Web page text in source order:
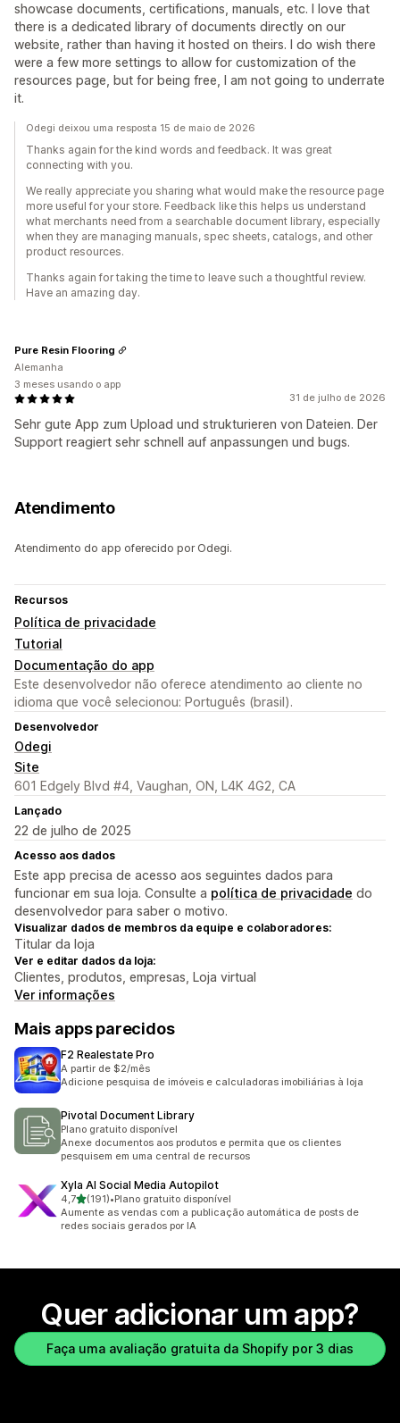
showcase documents, certifications, manuals, etc. I love that
there is a dedicated library of documents directly on our
website, rather than having it hosted on theirs. I do wish there
were a few more settings to allow for customization of the
resources page, but for being free, I am not going to underrate
it.
Odegi deixou uma resposta 15 de maio de 2026
Thanks again for the kind words and feedback. It was great
connecting with you.
We really appreciate you sharing what would make the resource page
more useful for your store. Feedback like this helps us understand
what merchants need from a searchable document library, especially
when they are managing manuals, spec sheets, catalogs, and other
product resources.
Thanks again for taking the time to leave such a thoughtful review.
Have an amazing day.
31 de julho de 2026
Sehr gute App zum Upload und strukturieren von Dateien. Der
Support reagiert sehr schnell auf anpassungen und bugs.
Pure Resin Flooring
Alemanha
3 meses usando o app
Atendimento
Atendimento do app oferecido por Odegi.
Recursos
Política de privacidade
Tutorial
Documentação do app
Este desenvolvedor não oferece atendimento ao cliente no
idioma que você selecionou: Português (brasil).
Desenvolvedor
Odegi
Site
601 Edgely Blvd #4, Vaughan, ON, L4K 4G2, CA
Lançado
22 de julho de 2025
Acesso aos dados
Este app precisa de acesso aos seguintes dados para
funcionar em sua loja. Consulte a política de privacidade do
desenvolvedor para saber o motivo.
Visualizar dados de membros da equipe e colaboradores:
Titular da loja
Ver e editar dados da loja:
Clientes, produtos, empresas, Loja virtual
Ver informações
Mais apps parecidos
F2 Realestate Pro
A partir de $2/mês
Adicione pesquisa de imóveis e calculadoras imobiliárias à loja
Pivotal Document Library
Plano gratuito disponível
Anexe documentos aos produtos e permita que os clientes
pesquisem em uma central de recursos
Xyla AI Social Media Autopilot
4,7de 5 estrelas
(191)
191 avaliações ao todo
•Plano gratuito disponível
Aumente as vendas com a publicação automática de posts de
redes sociais gerados por IA
Quer adicionar um app?
Faça uma avaliação gratuita da Shopify por 3 dias